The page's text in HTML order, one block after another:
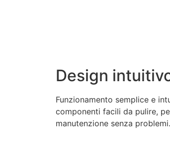
Design
Funzionamento semplice e
componenti facili da pulire,
manutenzione senza problemi.